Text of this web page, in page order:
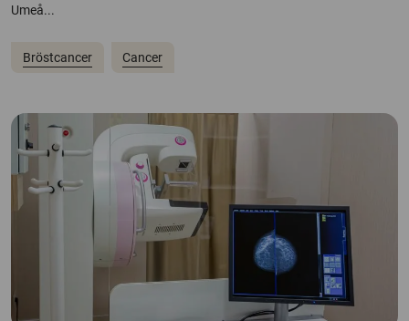
Umeå...
Bröstcancer Cancer